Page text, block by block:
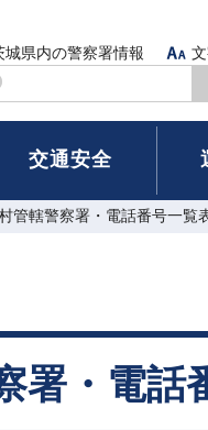
城県内の警察署情報
交通安全
管轄警察署・電話番号一覧
署・電話